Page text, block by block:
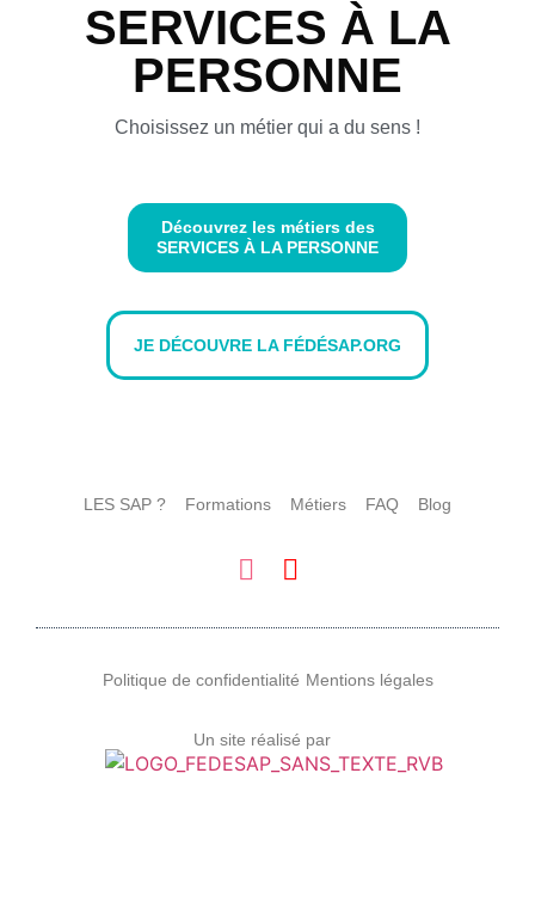
SERVICES À LA
PERSONNE
Choisissez un métier qui a du sens !
Découvrez les métiers des
SERVICES À LA PERSONNE
JE DÉCOUVRE LA FÉDÉSAP.ORG
LES SAP ? Formations Métiers FAQ Blog
Politique de confidentialité Mentions légales
Un site réalisé par